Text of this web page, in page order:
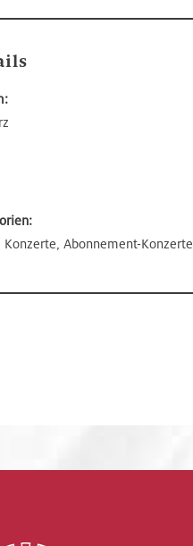
Konzerte, Abonnement-Konzerte